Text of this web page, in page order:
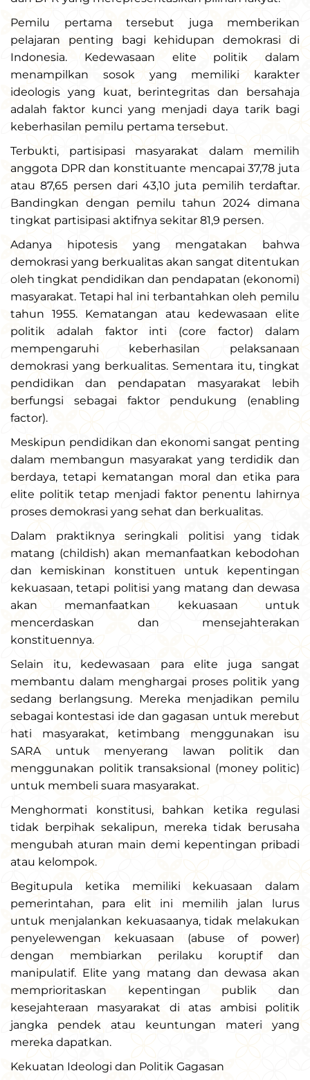
Pemilu pertama tersebut juga memberikan
pelajaran penting bagi kehidupan demokrasi di
Indonesia. Kedewasaan elite politik dalam
menampilkan sosok yang memiliki karakter
ideologis yang kuat, berintegritas dan bersahaja
adalah faktor kunci yang menjadi daya tarik bagi
keberhasilan pemilu pertama tersebut.
Terbukti, partisipasi masyarakat dalam memilih
anggota DPR dan konstituante mencapai 37,78 juta
atau 87,65 persen dari 43,10 juta pemilih terdaftar.
Bandingkan dengan pemilu tahun 2024 dimana
tingkat partisipasi aktifnya sekitar 81,9 persen.
Adanya hipotesis yang mengatakan bahwa
demokrasi yang berkualitas akan sangat ditentukan
oleh tingkat pendidikan dan pendapatan (ekonomi)
masyarakat. Tetapi hal ini terbantahkan oleh pemilu
tahun 1955. Kematangan atau kedewasaan elite
politik adalah faktor inti (core factor) dalam
mempengaruhi keberhasilan pelaksanaan
demokrasi yang berkualitas. Sementara itu, tingkat
pendidikan dan pendapatan masyarakat lebih
berfungsi sebagai faktor pendukung (enabling
factor).
Meskipun pendidikan dan ekonomi sangat penting
dalam membangun masyarakat yang terdidik dan
berdaya, tetapi kematangan moral dan etika para
elite politik tetap menjadi faktor penentu lahirnya
proses demokrasi yang sehat dan berkualitas.
Dalam praktiknya seringkali politisi yang tidak
matang (childish) akan memanfaatkan kebodohan
dan kemiskinan konstituen untuk kepentingan
kekuasaan, tetapi politisi yang matang dan dewasa
akan memanfaatkan kekuasaan untuk
mencerdaskan dan mensejahterakan
konstituennya.
Selain itu, kedewasaan para elite juga sangat
membantu dalam menghargai proses politik yang
sedang berlangsung. Mereka menjadikan pemilu
sebagai kontestasi ide dan gagasan untuk merebut
hati masyarakat, ketimbang menggunakan isu
SARA untuk menyerang lawan politik dan
menggunakan politik transaksional (money politic)
untuk membeli suara masyarakat.
Menghormati konstitusi, bahkan ketika regulasi
tidak berpihak sekalipun, mereka tidak berusaha
mengubah aturan main demi kepentingan pribadi
atau kelompok.
Begitupula ketika memiliki kekuasaan dalam
pemerintahan, para elit ini memilih jalan lurus
untuk menjalankan kekuasaanya, tidak melakukan
penyelewengan kekuasaan (abuse of power)
dengan membiarkan perilaku koruptif dan
manipulatif. Elite yang matang dan dewasa akan
memprioritaskan kepentingan publik dan
kesejahteraan masyarakat di atas ambisi politik
jangka pendek atau keuntungan materi yang
mereka dapatkan.
Kekuatan Ideologi dan Politik Gagasan